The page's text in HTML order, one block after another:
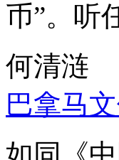
币”。听
何清涟
巴拿马